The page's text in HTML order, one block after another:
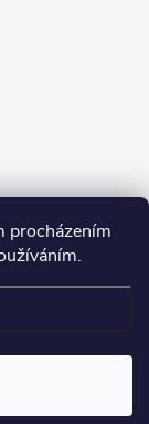
procházením